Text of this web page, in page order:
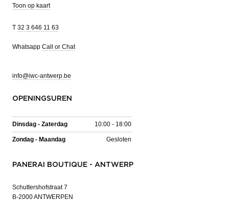
Toon op kaart
T 32 3 646 11 63
Whatsapp Call or Chat
info@iwc-antwerp.be
OPENINGSUREN
Dinsdag - Zaterdag 10:00 - 18:00
Zondag - Maandag Gesloten
PANERAI BOUTIQUE - ANTWERP
Schuttershofstraat 7
B-2000 ANTWERPEN